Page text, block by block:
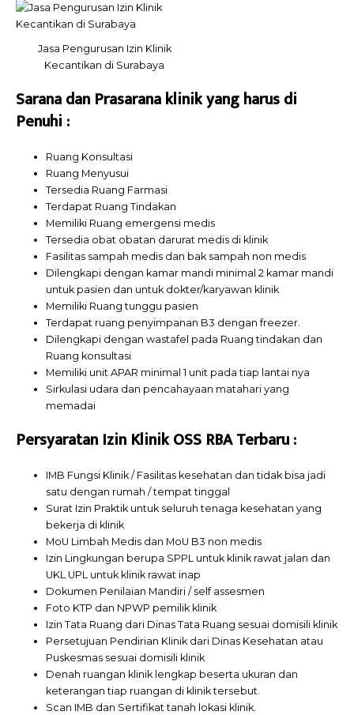
Jasa Pengurusan Izin Klinik
Kecantikan di Surabaya
Sarana dan Prasarana klinik yang harus di
Penuhi :
Ruang Konsultasi
Ruang Menyusui
Tersedia Ruang Farmasi
Terdapat Ruang Tindakan
Memiliki Ruang emergensi medis
Tersedia obat obatan darurat medis di klinik
Fasilitas sampah medis dan bak sampah non medis
Dilengkapi dengan kamar mandi minimal 2 kamar mandi
untuk pasien dan untuk dokter/karyawan klinik
Memiliki Ruang tunggu pasien
Terdapat ruang penyimpanan B3 dengan freezer.
Dilengkapi dengan wastafel pada Ruang tindakan dan
Ruang konsultasi
Memiliki unit APAR minimal 1 unit pada tiap lantai nya
Sirkulasi udara dan pencahayaan matahari yang
memadai
Persyaratan Izin Klinik OSS RBA Terbaru :
IMB Fungsi Klinik / Fasilitas kesehatan dan tidak bisa jadi
satu dengan rumah / tempat tinggal
Surat Izin Praktik untuk seluruh tenaga kesehatan yang
bekerja di klinik
MoU Limbah Medis dan MoU B3 non medis
Izin Lingkungan berupa SPPL untuk klinik rawat jalan dan
UKL UPL untuk klinik rawat inap
Dokumen Penilaian Mandiri / self assesmen
Foto KTP dan NPWP pemilik klinik
Izin Tata Ruang dari Dinas Tata Ruang sesuai domisili klinik
Persetujuan Pendirian Klinik dari Dinas Kesehatan atau
Puskesmas sesuai domisili klinik
Denah ruangan klinik lengkap beserta ukuran dan
keterangan tiap ruangan di klinik tersebut.
Scan IMB dan Sertifikat tanah lokasi klinik.